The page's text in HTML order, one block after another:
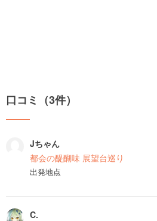
口コミ（3件）
Jちゃん
都会の醍醐味 展望台巡り
出発地点
C.